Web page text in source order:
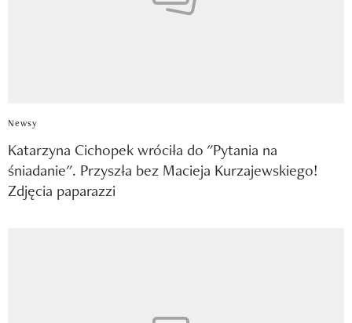
Newsy
Katarzyna Cichopek wróciła do "Pytania na
śniadanie". Przyszła bez Macieja Kurzajewskiego!
Zdjęcia paparazzi